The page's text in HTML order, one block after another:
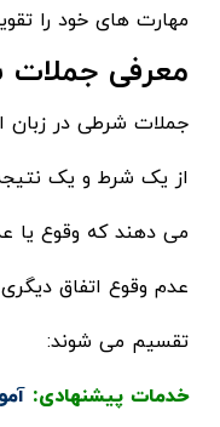
مهارت های خود را
معرفی جملات
جملات شرطی در زبان
از یک شرط و یک
می دهند که وقوع یا
عدم وقوع اتفاق
تقسیم می شوند:
خدمات پیشنهادی: